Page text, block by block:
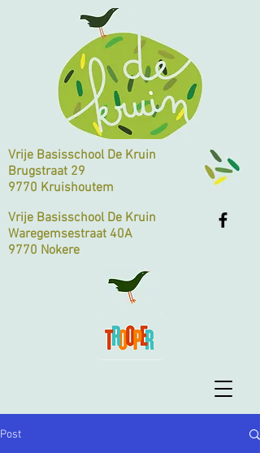
Vrije Basisschool De Kruin
Brugstraat 29
9770 Kruishoutem
Vrije Basisschool De Kruin
Waregemsestraat 40A
9770 Nokere
Post